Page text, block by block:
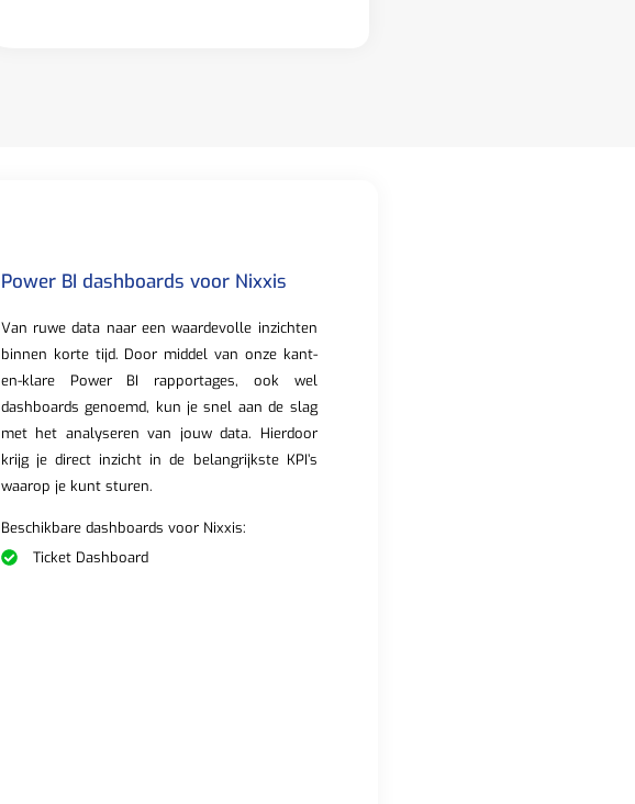
Power BI dashboards voor Nixxis
Van ruwe data naar een waardevolle inzichten
binnen korte tijd. Door middel van onze kant-
en-klare Power BI rapportages, ook wel
dashboards genoemd, kun je snel aan de slag
met het analyseren van jouw data. Hierdoor
krijg je direct inzicht in de belangrijkste KPI’s
waarop je kunt sturen.
Beschikbare dashboards voor Nixxis:
Ticket Dashboard